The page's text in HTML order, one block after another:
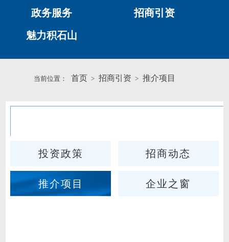
政务服务 招商引资
魅力积石山
当前位置： 首页 > 招商引资 > 推介项目
投资政策 招商动态
推介项目 企业之窗